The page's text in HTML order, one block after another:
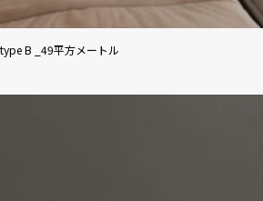
type B _49平方メートル